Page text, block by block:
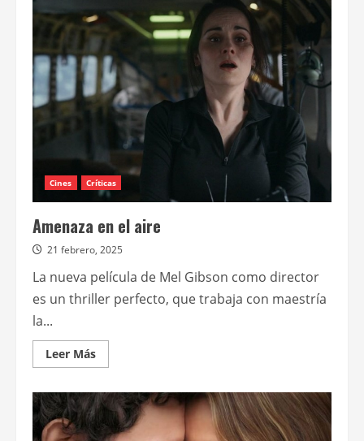
quiere
esto
–
Temporada
2
Cines Críticas
Amenaza en el aire
21 febrero, 2025
La nueva película de Mel Gibson como director
es un thriller perfecto, que trabaja con maestría
la...
Leer MásLeer
más
Amenaza
en
el
aire